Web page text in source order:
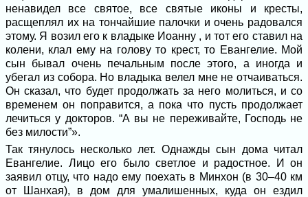
ненавидел все святое, все святые иконы и кресты,
расщеплял их на тончайшие палочки и очень радовался
этому. Я возил его к владыке Иоанну , и тот его ставил на
колени, клал ему на голову то крест, то Евангелие. Мой
сын бывал очень печальным после этого, а иногда и
убегал из собора. Но владыка велел мне не отчаиваться.
Он сказал, что будет продолжать за него молиться, и со
временем он поправится, а пока что пусть продолжает
лечиться у докторов. “А вы не переживайте, Господь не
без милости”».
Так тянулось несколько лет. Однажды сын дома читал
Евангелие. Лицо его было светлое и радостное. И он
заявил отцу, что надо ему поехать в Минхон (в 30–40 км
от Шанхая), в дом для умалишенных, куда он ездил